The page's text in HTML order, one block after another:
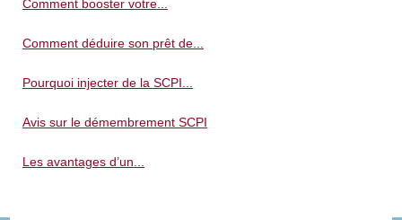
Comment booster votre...
Comment déduire son prêt de...
Pourquoi injecter de la SCPI...
Avis sur le démembrement SCPI
Les avantages d’un...